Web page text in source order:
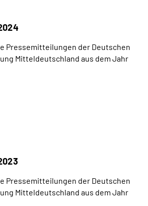
Pressemitteilungen der Deutschen
Mitteldeutschland aus dem Jahr
Pressemitteilungen der Deutschen
Mitteldeutschland aus dem Jahr